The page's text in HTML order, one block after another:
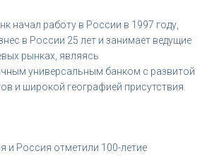
начал работу в России в 1997 году,
в России 25 лет и занимает ведущие
рынках, являясь
универсальным банком с развитой
и широкой географией присутствия.
и Россия отметили 100-летие